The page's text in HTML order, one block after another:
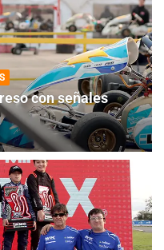
con señales